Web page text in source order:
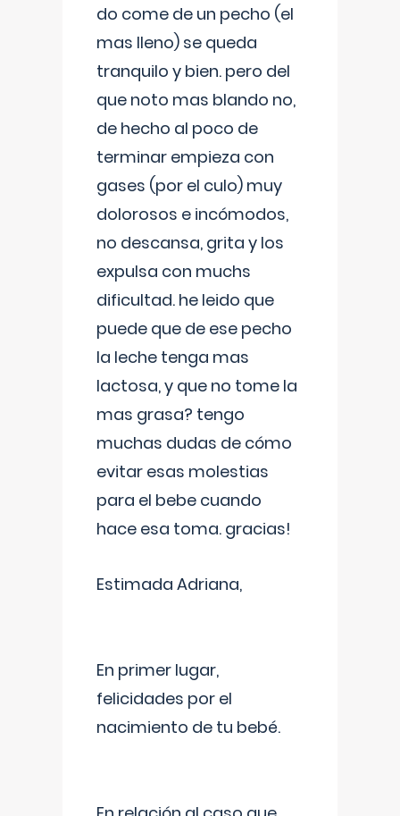
do come de un pecho (el
mas lleno) se queda
tranquilo y bien. pero del
que noto mas blando no,
de hecho al poco de
terminar empieza con
gases (por el culo) muy
dolorosos e incómodos,
no descansa, grita y los
expulsa con muchs
dificultad. he leido que
puede que de ese pecho
la leche tenga mas
lactosa, y que no tome la
mas grasa? tengo
muchas dudas de cómo
evitar esas molestias
para el bebe cuando
hace esa toma. gracias!
Estimada Adriana,
En primer lugar,
felicidades por el
nacimiento de tu bebé.